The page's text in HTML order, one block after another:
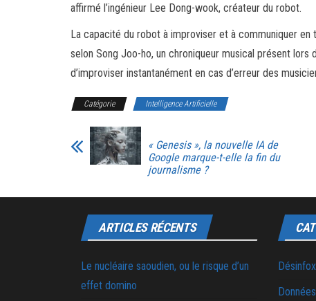
affirmé l’ingénieur Lee Dong-wook, créateur du robot.
La capacité du robot à improviser et à communiquer
selon Song Joo-ho, un chroniqueur musical présent
d’improviser instantanément en cas d’erreur des
Catégorie Intelligence Artificielle
« Genesis », la nouvelle IA de
Google marque-t-elle la fin du
journalisme ?
ARTICLES RÉCENTS
Le nucléaire saoudien, ou le risque d’un
effet domino
Désinfox